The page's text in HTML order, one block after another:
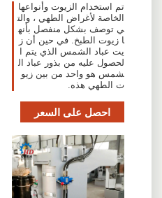
تم استخدام الزيوت وأنواعها
الخاصة لأغراض الطهي ، والت
ي توصف بشكل منفصل بأنه
ا زيوت الطبخ. في حين أن ز
يت عباد الشمس الذي يتم ا
لحصول عليه من بذور عباد ال
شمس هو واحد من بين زيو
ت الطهي هذه.
احصل على السعر